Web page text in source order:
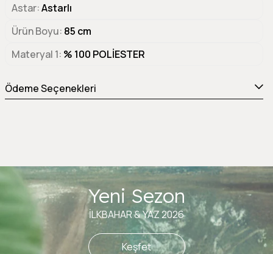
Astar Astarlı
Ürün Boyu 85 cm
Materyal 1 % 100 POLİESTER
Ödeme Seçenekleri
Yeni Sezon
İLKBAHAR & YAZ 2026
Keşfet